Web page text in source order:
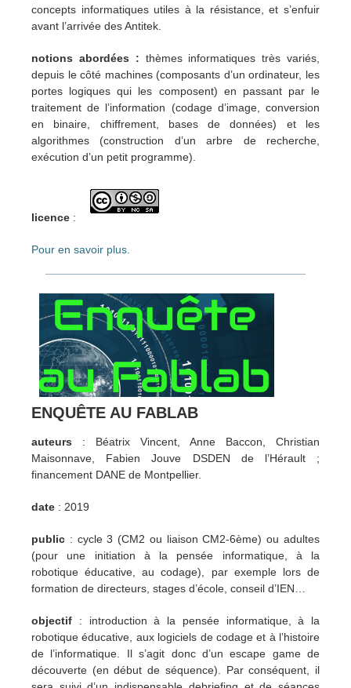
concepts informatiques utiles à la résistance, et s’enfuir
avant l’arrivée des Antitek.
notions abordées : thèmes informatiques très variés,
depuis le côté machines (composants d’un ordinateur, les
portes logiques qui les composent) en passant par le
traitement de l’information (codage d’image, conversion
en binaire, chiffrement, bases de données) et les
algorithmes (construction d’un arbre de recherche,
exécution d’un petit programme).
licence :
Pour en savoir plus.
ENQUÊTE AU FABLAB
auteurs : Béatrix Vincent, Anne Baccon, Christian
Maisonnave, Fabien Jouve DSDEN de l’Hérault ;
financement DANE de Montpellier.
date : 2019
public : cycle 3 (CM2 ou liaison CM2-6ème) ou adultes
(pour une initiation à la pensée informatique, à la
robotique éducative, au codage), par exemple lors de
formation de directeurs, stages d’école, conseil d’IEN…
objectif : introduction à la pensée informatique, à la
robotique éducative, aux logiciels de codage et à l’histoire
de l’informatique. Il s’agit donc d’un escape game de
découverte (en début de séquence). Par conséquent, il